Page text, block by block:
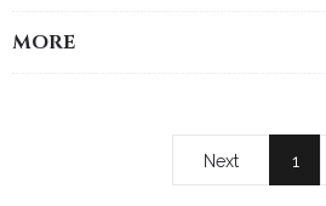
MORE
Next 1